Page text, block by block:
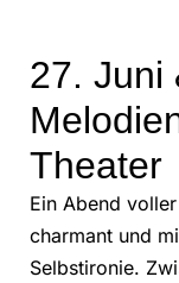
27. Juni
Theater
Ein Abend
charmant und
Selbstironie.